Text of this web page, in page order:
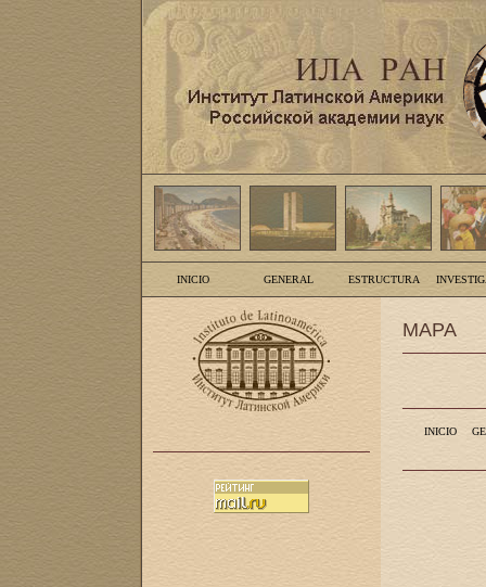
INICIO GENERAL ESTRUCTURA
MAPA
INICIO